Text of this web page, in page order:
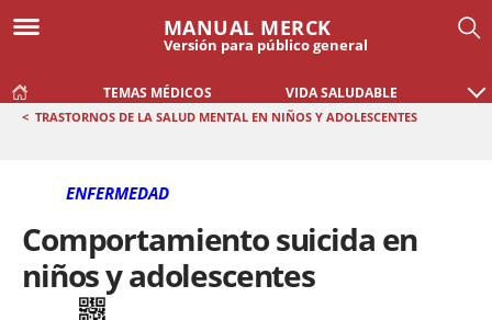
MANUAL MERCK
Versión para público general
TEMAS MÉDICOS VIDA SALUDABLE
< TRASTORNOS DE LA SALUD MENTAL EN NIÑOS Y ADOLESCENTES
ENFERMEDAD
Comportamiento suicida en
niños y adolescentes